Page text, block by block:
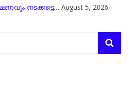
നടക്കട്ടെ… August 5, 2026